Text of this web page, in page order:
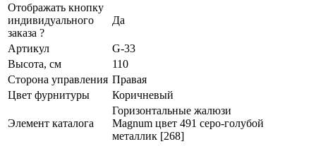
Отображать кнопку
индивидуального
заказа ?
Да
Артикул
G-33
Высота, см
110
Сторона управления Правая
Цвет фурнитуры
Коричневый
Элемент каталога
Горизонтальные жалюзи
Magnum цвет 491 серо-голубой
металлик [268]